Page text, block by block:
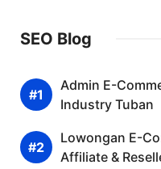
SEO Blog
Admin E-
Industry Tuban
Lowongan E-
Affiliate &